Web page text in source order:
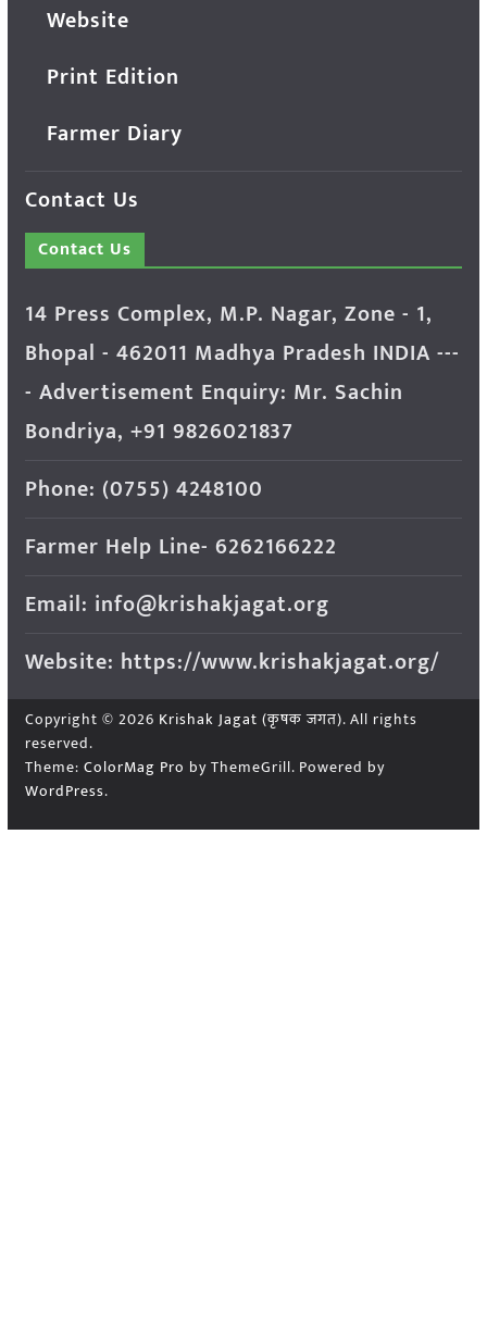
Website
Print Edition
Farmer Diary
Contact Us
Contact Us
14 Press Complex, M.P. Nagar, Zone - 1,
Bhopal - 462011 Madhya Pradesh INDIA ---
- Advertisement Enquiry: Mr. Sachin
Bondriya, +91 9826021837
Phone: (0755) 4248100
Farmer Help Line- 6262166222
Email: info@krishakjagat.org
Website: https://www.krishakjagat.org/
Copyright © 2026 Krishak Jagat (कृषक जगत). All rights
reserved.
Theme: ColorMag Pro by ThemeGrill. Powered by
WordPress.